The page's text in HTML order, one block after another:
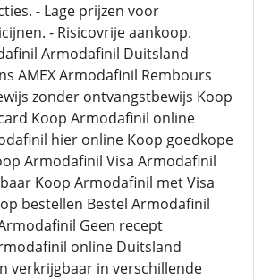
- Lage prijzen voor
- Risicovrije aankoop.
Armodafinil Duitsland
AMEX Armodafinil Rembours
zonder ontvangstbewijs Koop
Koop Armodafinil online
hier online Koop goedkope
Armodafinil Visa Armodafinil
Koop Armodafinil met Visa
bestellen Bestel Armodafinil
Geen recept
online Duitsland
verkrijgbaar in verschillende